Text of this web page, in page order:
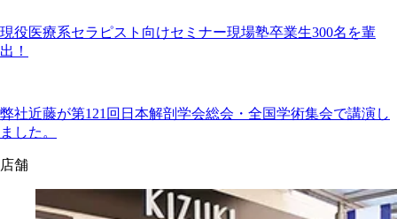
現役医療系セラピスト向けセミナー現場塾卒業生300名を輩
出！
弊社近藤が第121回日本解剖学会総会・全国学術集会で講演し
ました。
店舗